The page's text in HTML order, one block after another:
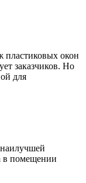
окон
заказчиков. Но
для
в помещении